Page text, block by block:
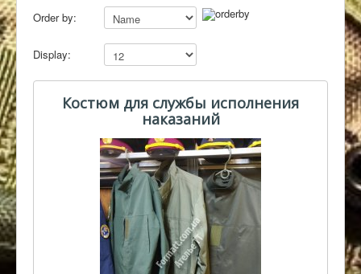
Order by:
Display:
Костюм для службы исполнения
наказаний